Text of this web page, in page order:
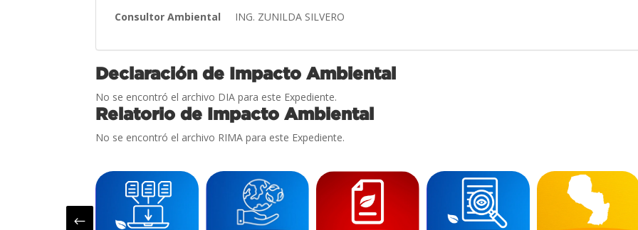
Consultor Ambiental ING. ZUNILDA SILVERO
Declaración de Impacto Ambiental
No se encontró el archivo DIA para este Expediente.
Relatorio de Impacto Ambiental
No se encontró el archivo RIMA para este Expediente.
#